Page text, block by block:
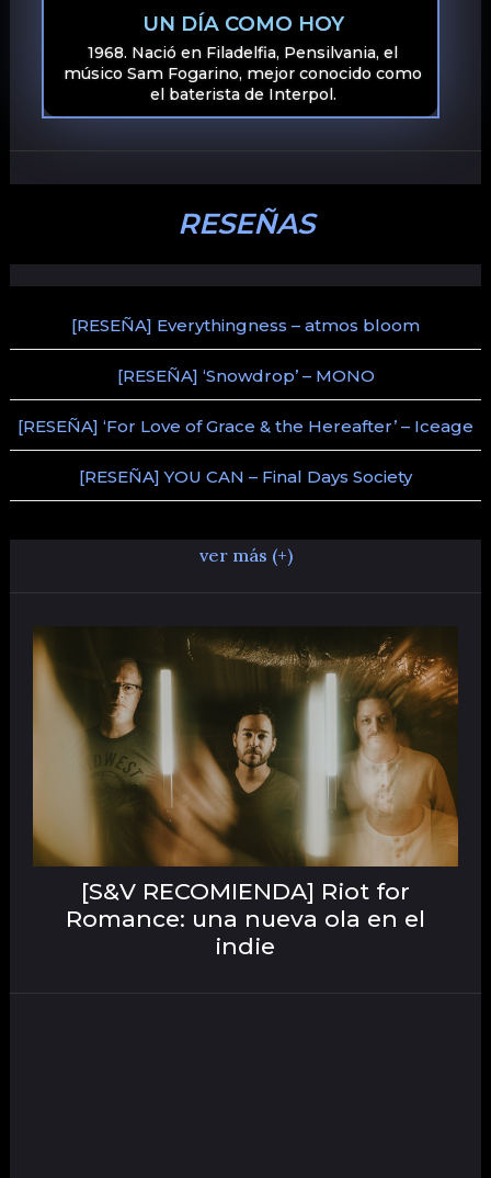
UN DÍA COMO HOY
1968. Nació en Filadelfia, Pensilvania, el
músico Sam Fogarino, mejor conocido como
el baterista de Interpol.
RESEÑAS
[RESEÑA] Everythingness – atmos bloom
[RESEÑA] ‘Snowdrop’ – MONO
[RESEÑA] ‘For Love of Grace & the Hereafter’ – Iceage
[RESEÑA] YOU CAN – Final Days Society
ver más (+)
[S&V RECOMIENDA] Riot for
Romance: una nueva ola en el
indie